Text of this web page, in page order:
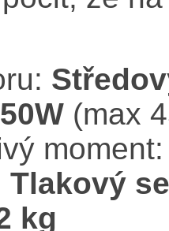
(max
Tlakový
kg